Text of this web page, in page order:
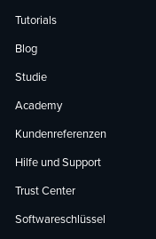
Tutorials
Blog
Studie
Academy
Kundenreferenzen
Hilfe und Support
Trust Center
Softwareschlüssel